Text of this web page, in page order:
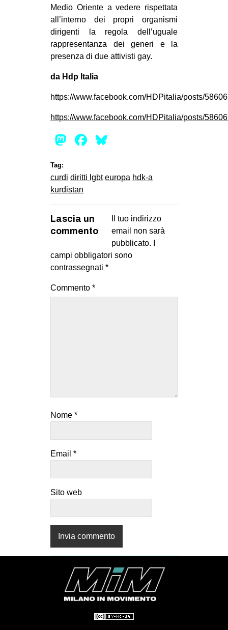
Medio Oriente a vedere rispettata
all’interno dei propri organismi
dirigenti la regola dell’uguale
rappresentanza dei generi e la
presenza di due attivisti gay.
da Hdp Italia
https://www.facebook.com/HDPitalia/posts/
https://www.facebook.com/HDPitalia/posts/
Mastodon
Facebook
Tag:
curdi diritti lgbt europa hdk-a
kurdistan
Lascia un
commento
Il tuo indirizzo
email non sarà
pubblicato.
campi obbligatori sono
contrassegnati *
Commento *
Nome *
Email *
Sito web